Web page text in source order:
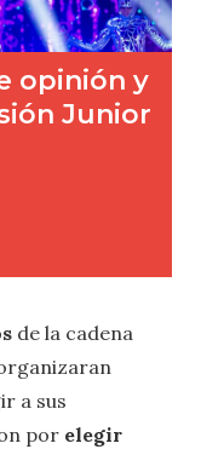
de la cadena
a sus
por elegir